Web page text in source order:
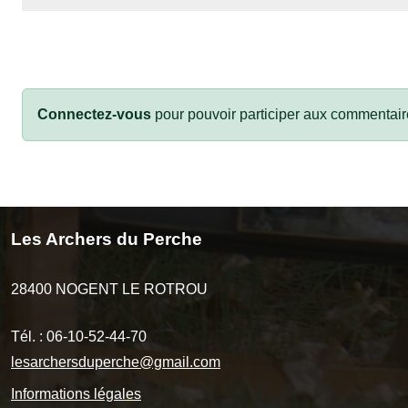
Connectez-vous pour pouvoir participer aux
Les Archers du Perche
28400 NOGENT LE ROTROU
Tél. : 06-10-52-44-70
lesarchersduperche@gmail.com
Informations légales